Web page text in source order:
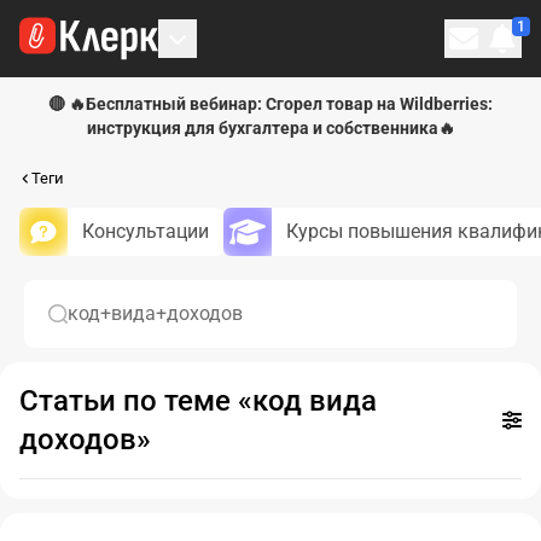
1
🔴 🔥Бесплатный вебинар: Сгорел товар на Wildberries:
инструкция для бухгалтера и собственника🔥
Теги
Консультации Курсы повышения
код+вида+доходов
Статьи по теме «код вида
доходов»